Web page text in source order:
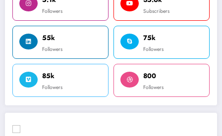
Followers Subscribers
55k
Followers
75k
Followers
85k
Followers
800
Followers